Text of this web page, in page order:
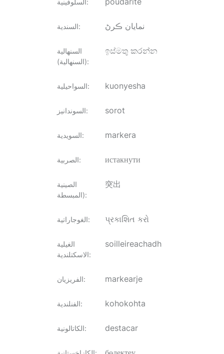
السلوفينية:
السندية: نمايان ڪرڻ
السنهالية
(السنهالية):
ඉස්මතු කරන්න
السواحيلية: kuonyesha
السوندانيز: sorot
السويدية: markera
الصربية: истакнути
الصينية
المبسطة):
突出
الغوجاراتية: પ્રકાશિત કરો
الغيلية
الاسكتلندية:
soilleireachadh
الفريزيان: markearje
الفنلندية: kohokohta
الكاتالونية: destacar